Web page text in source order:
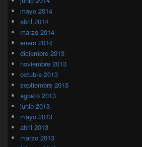
mayo 2014
abril 2014
marzo 2014
enero 2014
diciembre 2013
noviembre 2013
octubre 2013
septiembre 2013
agosto 2013
junio 2013
mayo 2013
abril 2013
marzo 2013